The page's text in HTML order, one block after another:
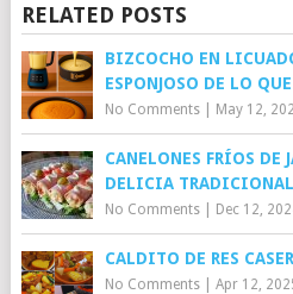
RELATED POSTS
BIZCOCHO EN
ESPONJOSO DE LO
No Comments| May 12,
CANELONES FRÍOS DE
DELICIA TRADICIONAL
No Comments| Dec 12,
CALDITO DE RES
No Comments| Apr 12,